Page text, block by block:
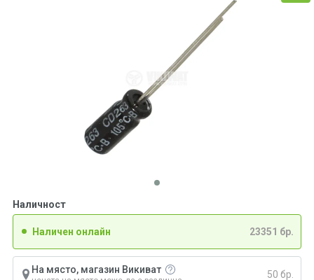
Наличност
Наличен онлайн 23351 бр.
На място, магазин Викиват 50 бр.